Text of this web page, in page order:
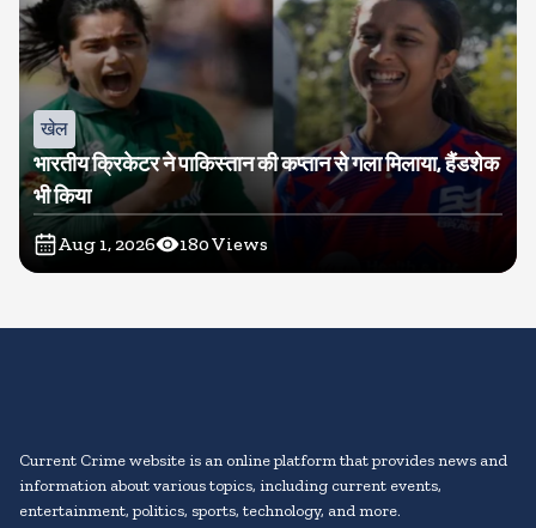
खेल
भारतीय क्रिकेटर ने पाकिस्तान की कप्तान से गला मिलाया, हैंडशेक
भी किया
Aug 1, 2026 180Views
Current Crime website is an online platform that provides news and
information about various topics, including current events,
entertainment, politics, sports, technology, and more.